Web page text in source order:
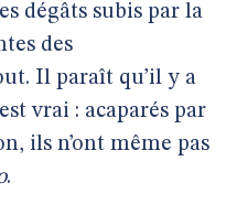
dégâts subis par la
des
Il paraît qu’il y a
vrai : acaparés par
ils n’ont même pas
.